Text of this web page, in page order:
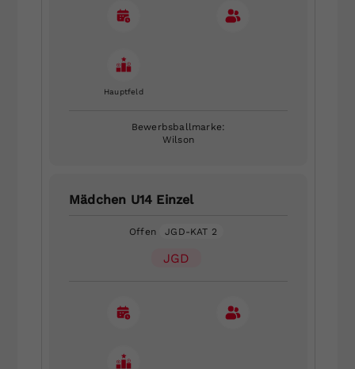
Hauptfeld
Bewerbsballmarke:
Wilson
Mädchen U14 Einzel
Offen JGD-KAT 2
JGD